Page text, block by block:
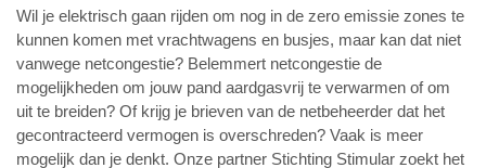
Wil je elektrisch gaan rijden om nog in de zero emissie zones te
kunnen komen met vrachtwagens en busjes, maar kan dat niet
vanwege netcongestie? Belemmert netcongestie de
mogelijkheden om jouw pand aardgasvrij te verwarmen of om
uit te breiden? Of krijg je brieven van de netbeheerder dat het
gecontracteerd vermogen is overschreden? Vaak is meer
mogelijk dan je denkt. Onze partner Stichting Stimular zoekt het